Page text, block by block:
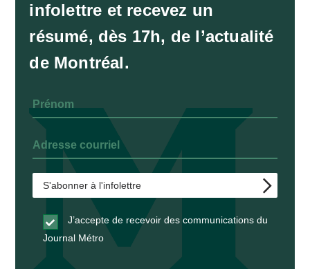
infolettre et recevez un
résumé, dès 17h, de l’actualité
de Montréal.
J’accepte de recevoir des communications du
Journal Métro